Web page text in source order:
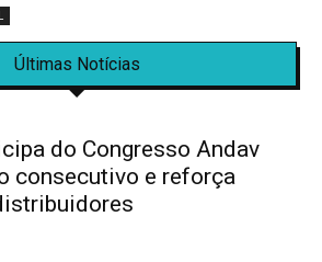
Últimas Notícias
do Congresso Andav
consecutivo e reforça